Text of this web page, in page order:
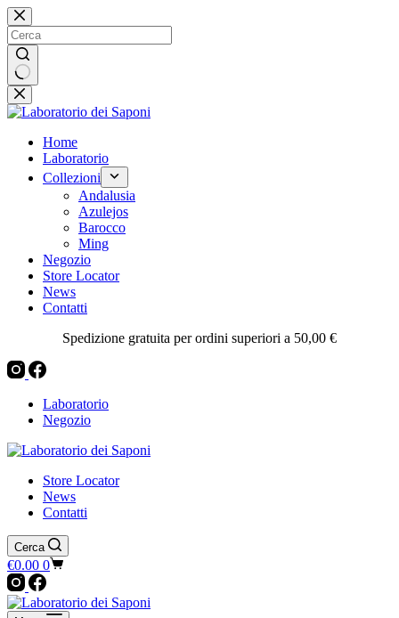
Salta
al
contenuto
Nessun
risultato
Home
Laboratorio
Collezioni
Andalusia
Azulejos
Barocco
Ming
Negozio
Store Locator
News
Contatti
Spedizione gratuita per ordini superiori a 50,00 €
Laboratorio
Negozio
Store Locator
News
Contatti
Cerca
Carrello
€0.00 0